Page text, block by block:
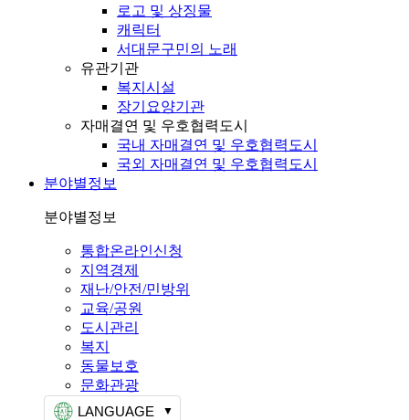
로고 및 상징물
캐릭터
서대문구민의 노래
유관기관
복지시설
장기요양기관
자매결연 및 우호협력도시
국내 자매결연 및 우호협력도시
국외 자매결연 및 우호협력도시
분야별정보
분야별정보
통합온라인신청
지역경제
재난/안전/민방위
교육/공원
도시관리
복지
동물보호
문화관광
LANGUAGE